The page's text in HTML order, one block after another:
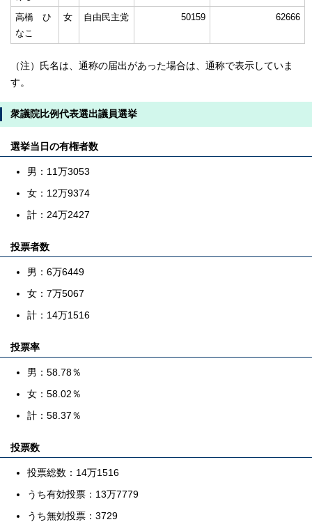
高橋 ひ
なこ
女 自由民主党 50159 62666
（注）氏名は、通称の届出があった場合は、通称で表示していま
す。
衆議院比例代表選出議員選挙
選挙当日の有権者数
男：11万3053
女：12万9374
計：24万2427
投票者数
男：6万6449
女：7万5067
計：14万1516
投票率
男：58.78％
女：58.02％
計：58.37％
投票数
投票総数：14万1516
うち有効投票：13万7779
うち無効投票：3729